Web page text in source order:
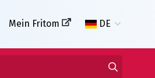
Mein Fritom DE